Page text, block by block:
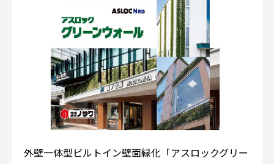
外壁一体型ビルトイン壁面緑化「アスロックグリー